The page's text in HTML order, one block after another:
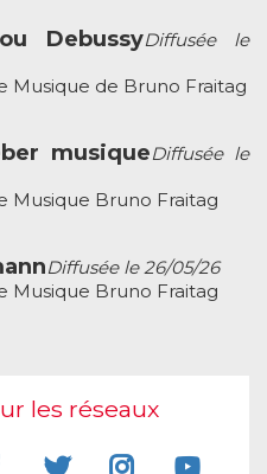
DebussyDiffusée le
Musique de Bruno Fraitag
musiqueDiffusée le
Musique Bruno Fraitag
Diffusée le 26/05/26
Musique Bruno Fraitag
les réseaux